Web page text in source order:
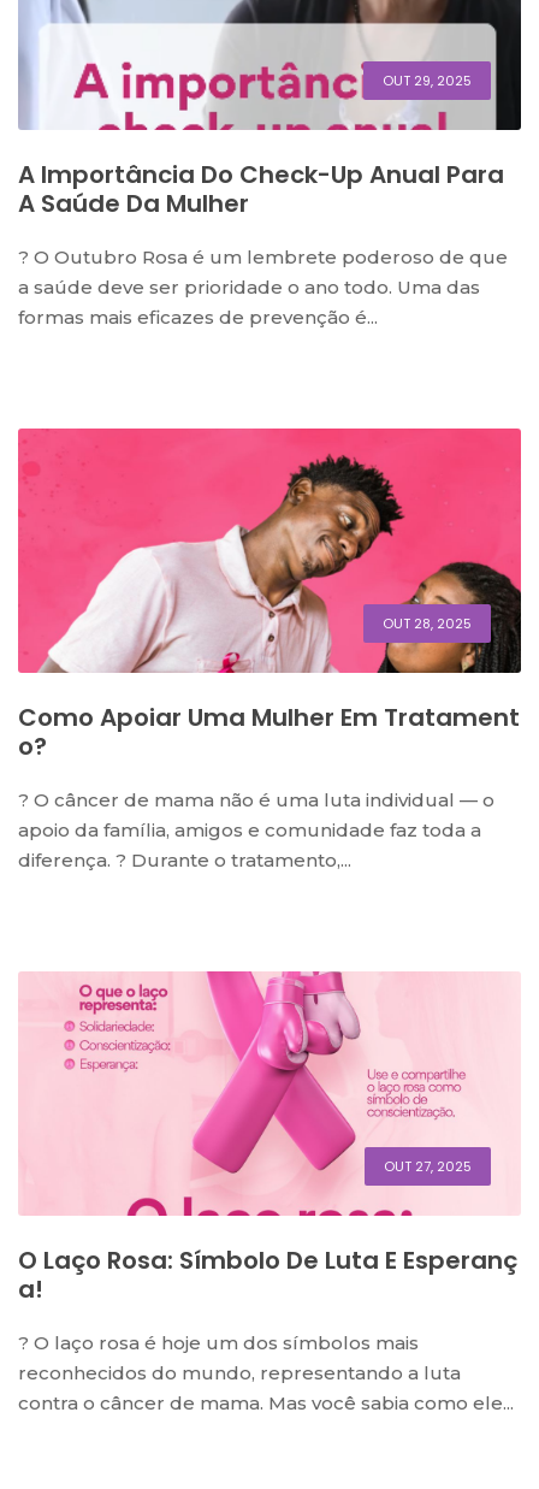
OUT 29, 2025
A Importância Do Check-Up Anual Para
A Saúde Da Mulher
? O Outubro Rosa é um lembrete poderoso de que
a saúde deve ser prioridade o ano todo. Uma das
formas mais eficazes de prevenção é...
OUT 28, 2025
Como Apoiar Uma Mulher Em Tratament
O?
? O câncer de mama não é uma luta individual — o
apoio da família, amigos e comunidade faz toda a
diferença. ? Durante o tratamento,...
OUT 27, 2025
O Laço Rosa: Símbolo De Luta E Esperanç
A!
? O laço rosa é hoje um dos símbolos mais
reconhecidos do mundo, representando a luta
contra o câncer de mama. Mas você sabia como ele...